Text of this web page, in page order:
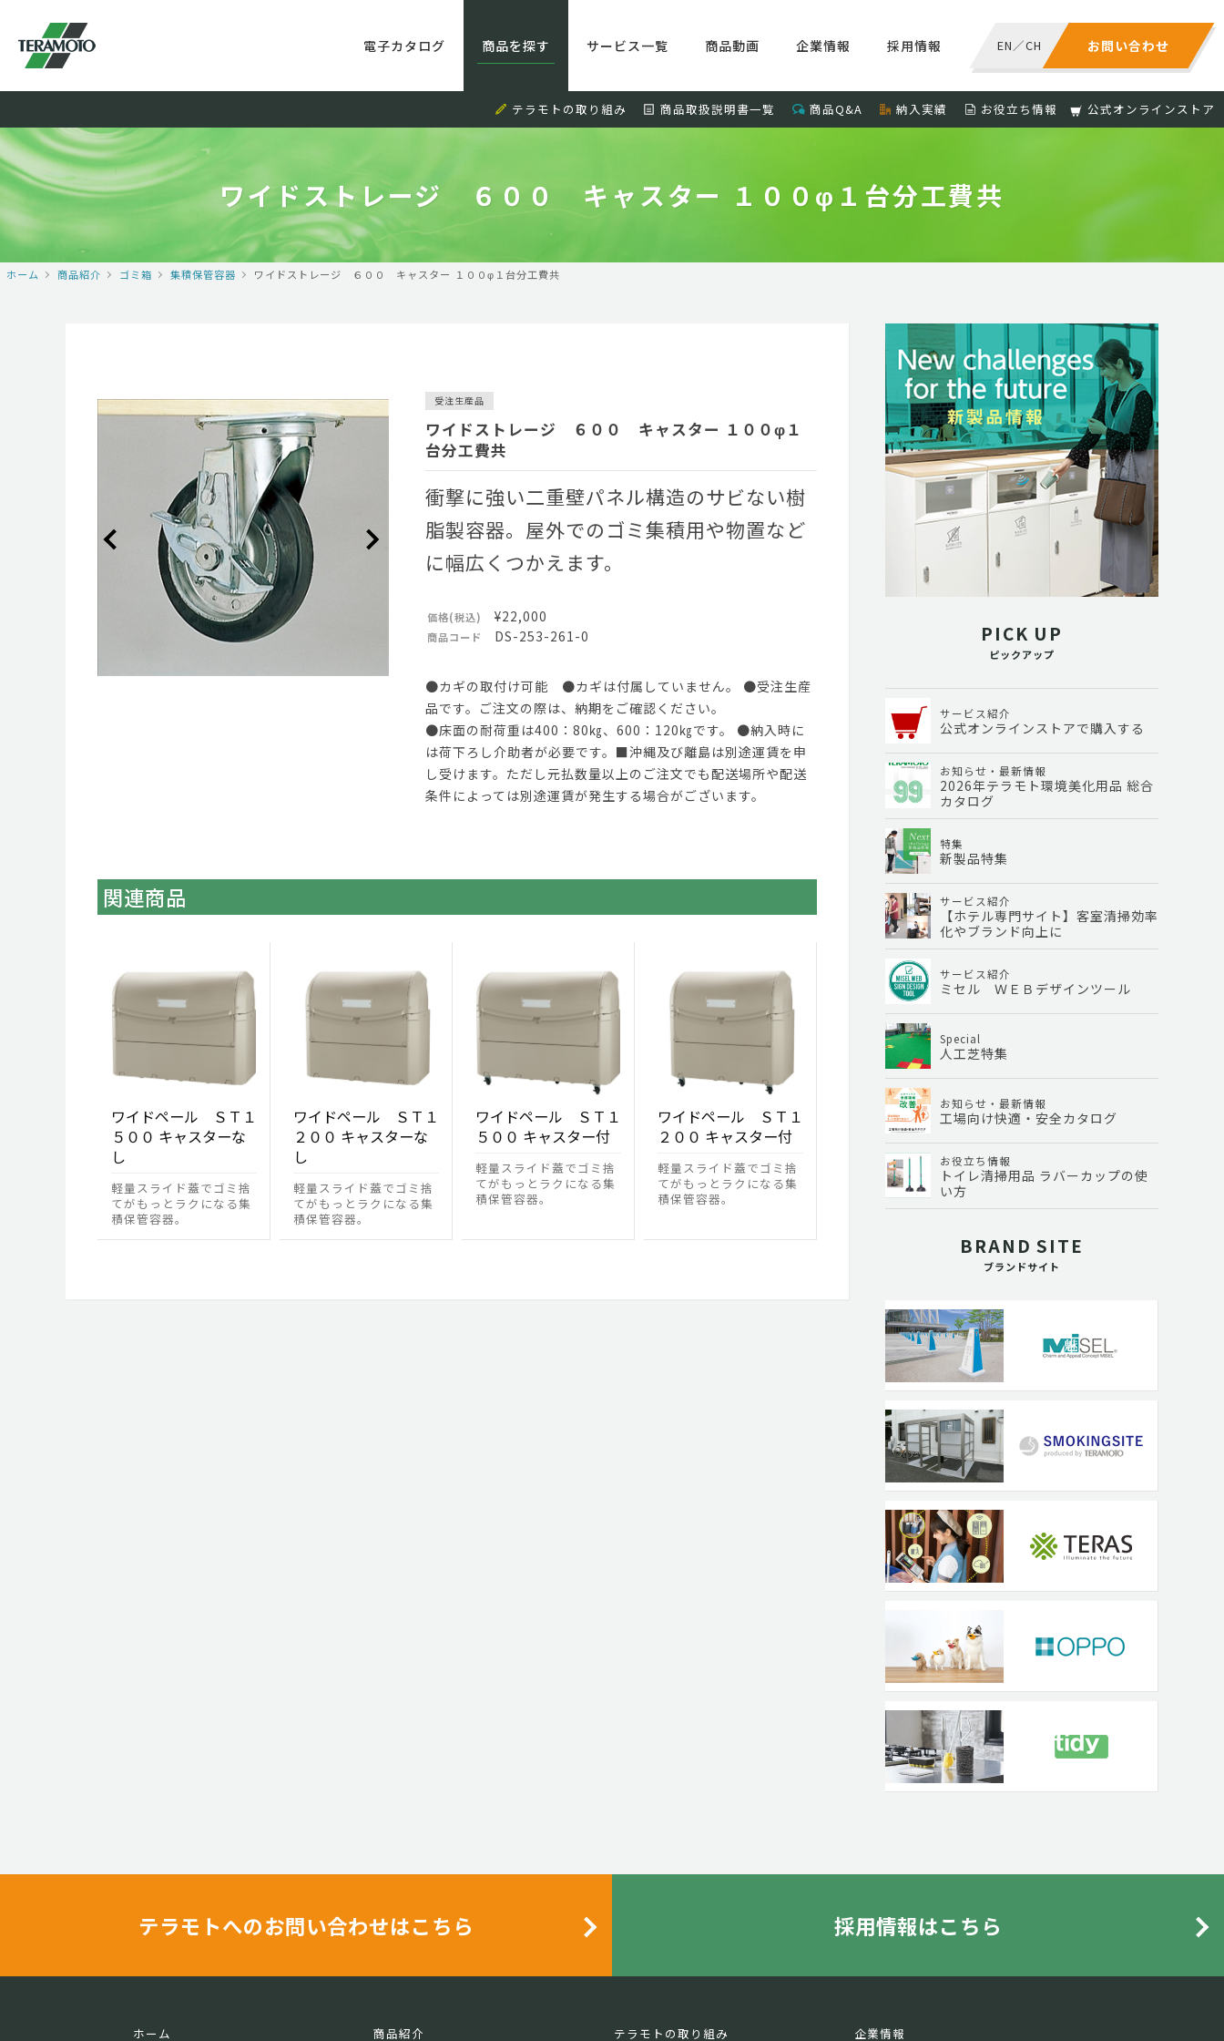
お問い合わせ
EN／CH
電子カタログ 商品を探す サービス一覧 商品動画 企業情報 採用情報
テラモトの取り組み 商品取扱説明書一覧 商品Q&A 納入実績 お役立ち情報 公式オンラインストア
ワイドストレージ ６００ キャスター １００φ１台分工費共
ホーム 商品紹介 ゴミ箱 集積保管容器 ワイドストレージ ６００ キャスター １００φ１台分工費共
受注生産品
ワイドストレージ ６００ キャスター １００φ１
台分工費共
衝撃に強い二重壁パネル構造のサビない樹
脂製容器。屋外でのゴミ集積用や物置など
に幅広くつかえます。
価格(税込) ¥22,000
商品コード DS-253-261-0
●カギの取付け可能 ●カギは付属していません。 ●受注生産
品です。ご注文の際は、納期をご確認ください。
●床面の耐荷重は400：80㎏、600：120㎏です。 ●納入時に
は荷下ろし介助者が必要です。■沖縄及び離島は別途運賃を申
し受けます。ただし元払数量以上のご注文でも配送場所や配送
条件によっては別途運賃が発生する場合がございます。
関連商品
ワイドペール ＳＴ１
５００ キャスターな
し
軽量スライド蓋でゴミ捨
てがもっとラクになる集
積保管容器。
ワイドペール ＳＴ１
２００ キャスターな
し
軽量スライド蓋でゴミ捨
てがもっとラクになる集
積保管容器。
ワイドペール ＳＴ１
５００ キャスター付
軽量スライド蓋でゴミ捨
てがもっとラクになる集
積保管容器。
ワイドペール ＳＴ１
２００ キャスター付
軽量スライド蓋でゴミ捨
てがもっとラクになる集
積保管容器。
PICK UP
ピックアップ
サービス紹介
公式オンラインストアで購入する
お知らせ・最新情報
2026年テラモト環境美化用品 総合
カタログ
特集
新製品特集
サービス紹介
【ホテル専門サイト】客室清掃効率
化やブランド向上に
サービス紹介
ミセル ＷＥＢデザインツール
Special
人工芝特集
お知らせ・最新情報
工場向け快適・安全カタログ
お役立ち情報
トイレ清掃用品 ラバーカップの使
い方
BRAND SITE
ブランドサイト
テラモトへのお問い合わせはこちら 採用情報はこちら
ホーム 商品紹介 テラモトの取り組み 企業情報